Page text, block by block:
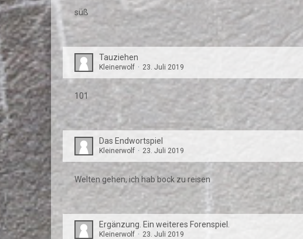
süß
Tauziehen
Kleinerwolf 23. Juli 2019
101
Das Endwortspiel
Kleinerwolf 23. Juli 2019
Welten gehen, ich hab bock zu reisen
Ergänzung. Ein weiteres Forenspiel.
Kleinerwolf 23. Juli 2019